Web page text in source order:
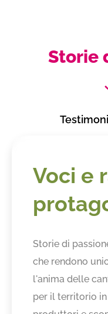
Storie
Voci e
Storie di
che rendono
l'anima delle
per il territorio in